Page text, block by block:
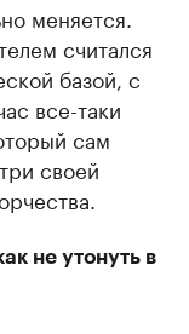
меняется.
считался
базой, с
все-таки
сам
своей
не утонуть в